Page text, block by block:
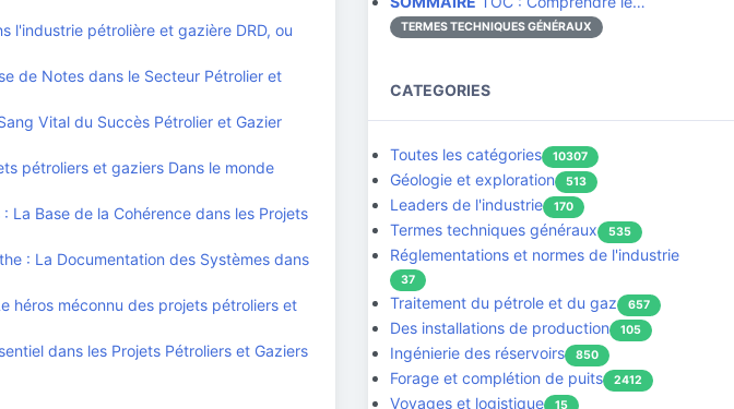
l'industrie pétrolière et gazière DRD, ou
de Notes dans le Secteur Pétrolier et
Vital du Succès Pétrolier et Gazier
pétroliers et gaziers Dans le monde
La Base de la Cohérence dans les Projets
: La Documentation des Systèmes dans
héros méconnu des projets pétroliers et
dans les Projets Pétroliers et Gaziers
TERMES TECHNIQUES GÉNÉRAUX
CATEGORIES
Toutes les catégories 10307
Géologie et exploration 513
Leaders de l'industrie 170
Termes techniques généraux 535
Réglementations et normes de l'industrie
37
Traitement du pétrole et du gaz 657
Des installations de production 105
Ingénierie des réservoirs 850
Forage et complétion de puits 2412
Voyages et logistique 15